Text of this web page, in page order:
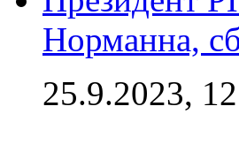
Норманна,
25.9.2023,